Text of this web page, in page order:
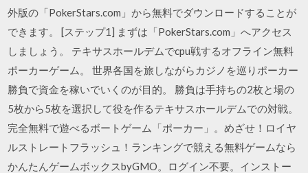
外版の「PokerStars.com」から無料でダウンロードすることが
できます。 [ステップ1] まずは「PokerStars.com」へアクセス
しましょう。 テキサスホールデムでcpu戦するオフライン無料
ポーカーゲーム。 世界各国を旅しながらカジノを巡りポーカー
勝負で資金を稼いでいくのが目的。 勝負は手持ちの2枚と場の
5枚から5枚を選択して役を作るテキサスホールデムでの対戦。
完全無料で遊べるボートゲーム「ポーカー」。めざせ！ロイヤ
ルストレートフラッシュ！ランキングで競える無料ゲームなら
かんたんゲームボックスbyGMO。ログイン不要。インストー